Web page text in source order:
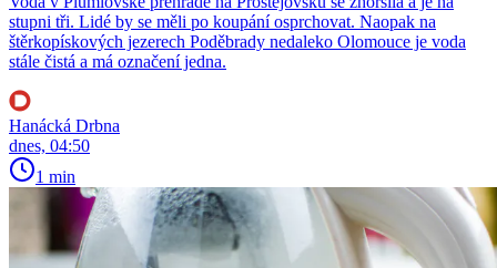
stupni tři. Lidé by se měli po koupání osprchovat. Naopak na
štěrkopískových jezerech Poděbrady nedaleko Olomouce je voda
stále čistá a má označení jedna.
Hanácká Drbna
dnes, 04:50
1 min